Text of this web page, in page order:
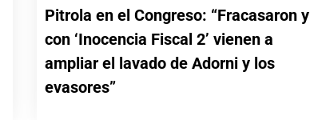
Pitrola en el Congreso: “Fracasaron y
con ‘Inocencia Fiscal 2’ vienen a
ampliar el lavado de Adorni y los
evasores”